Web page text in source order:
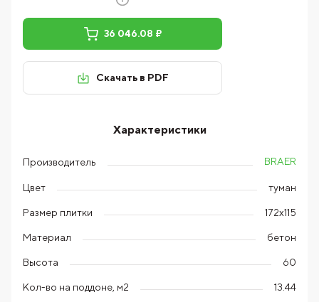
36 046.08 ₽
Скачать в PDF
Характеристики
Производитель BRAER
Цвет туман
Размер плитки 172х115
Материал бетон
Высота 60
Кол-во на поддоне, м2 13.44